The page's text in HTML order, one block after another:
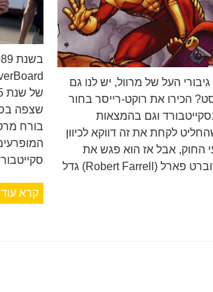
העל של מרוול, יש לנו גם
הכירו את רוקט-רייסר בחור
וגם בהמצאות
לקחת את זה דווקא לכיוון
החוק, אבל אז הוא פגש את
ספיידרמן. רוברט פארל (Robert Farrell) גדל
שצפה
בורח
קרא עוד